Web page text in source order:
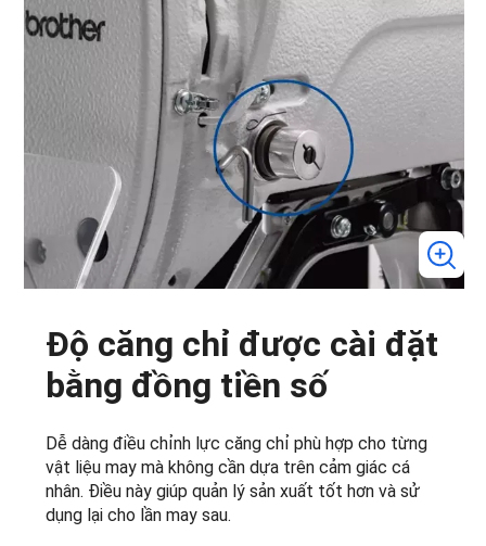
Độ căng chỉ được cài đặt
bằng đồng tiền số
Dễ dàng điều chỉnh lực căng chỉ phù hợp cho từng
vật liệu may mà không cần dựa trên cảm giác cá
nhân. Điều này giúp quản lý sản xuất tốt hơn và sử
dụng lại cho lần may sau.